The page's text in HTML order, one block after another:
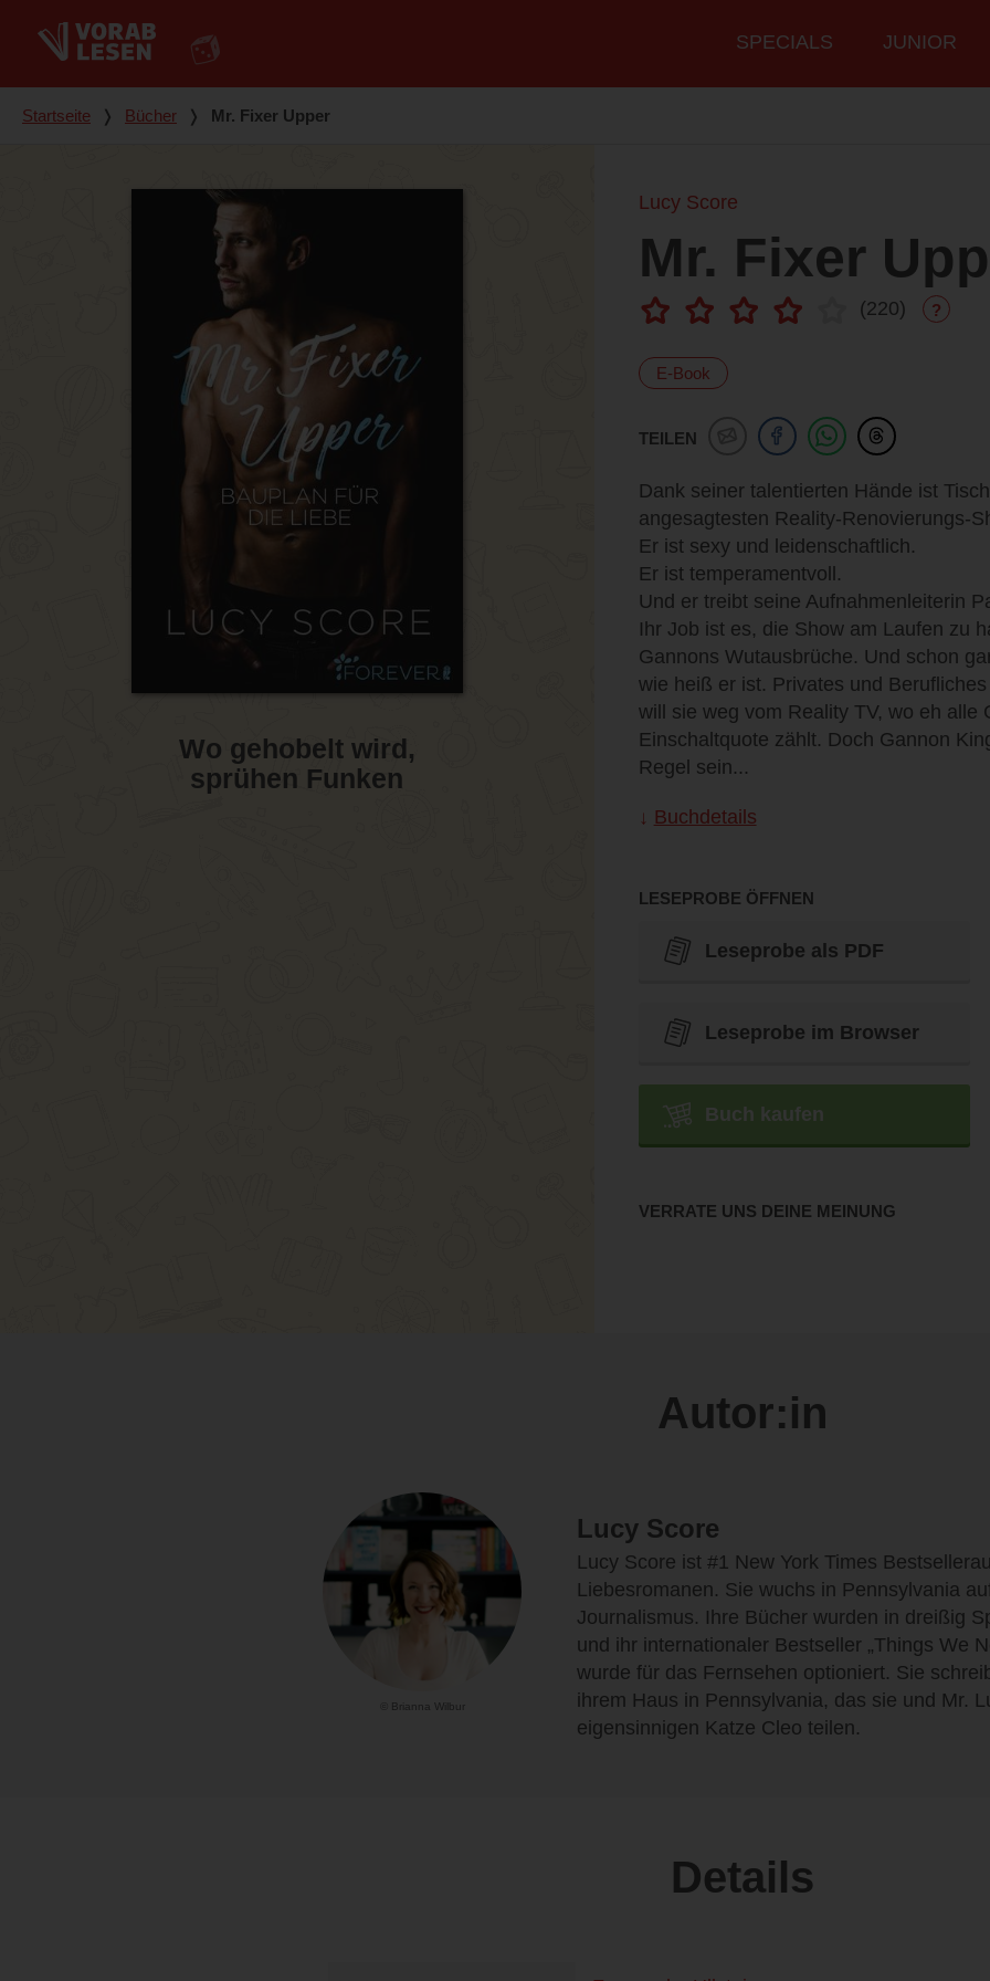
Hauptmenü
SPECIALS JUNIOR
Du bist hier
Startseite ❭ Bücher ❭ Mr. Fixer Upper
Wo gehobelt wird,
sprühen Funken
Lucy Score
Mr. Fixer
(220) ?
E-Book
TEILEN
Dank seiner talentierten Hände ist
angesagtesten Reality-Renovierungs-
Er ist sexy und leidenschaftlich.
Er ist temperamentvoll.
Und er treibt seine Aufnahmenleiterin
Ihr Job ist es, die Show am Laufen zu
Gannons Wutausbrüche. Und schon
wie heiß er ist. Privates und
will sie weg vom Reality TV, wo eh alle
Einschaltquote zählt. Doch Gannon
Regel sein...
Buchdetails
LESEPROBE ÖFFNEN
Leseprobe als PDF
Leseprobe im Browser
Buch kaufen
VERRATE UNS DEINE MEINUNG
Autor:in
© Brianna Wilbur
Lucy Score
Lucy Score ist #1 New York Times
Liebesromanen. Sie wuchs in Pennsylvania
Journalismus. Ihre Bücher wurden in dreißig
und ihr internationaler Bestseller „Things We
wurde für das Fernsehen optioniert. Sie
ihrem Haus in Pennsylvania, das sie und Mr.
eigensinnigen Katze Cleo teilen.
Details